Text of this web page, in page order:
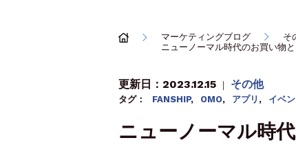
マーケティングブログ
そ
ニューノーマル時代のお買い物
更新日：2023.12.15 ｜ その他
タグ： FANSHIP, OMO, アプリ , イベ
ニューノーマル時